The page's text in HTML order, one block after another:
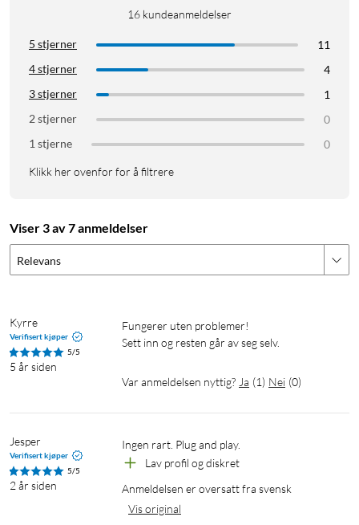
16 kundeanmeldelser
5 stjerner
11
4 stjerner
4
3 stjerner
1
2 stjerner
0
1 stjerne
0
Klikk her ovenfor for å filtrere
Viser 3 av 7 anmeldelser
Relevans
Kyrre
Verifisert kjøper
5/5
5 år siden
Fungerer uten problemer!
Var anmeldelsen nyttig? Ja (1) Nei (0)
Jesper
Verifisert kjøper
5/5
2 år siden
Ingen rart. Plug and play.
Lav profil og diskret
Anmeldelsen er oversatt fra svensk
Vis original